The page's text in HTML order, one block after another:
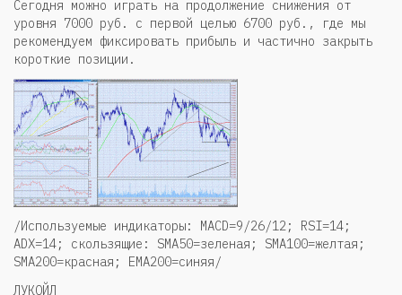
Сегодня можно играть на продолжение снижения от
уровня 7000 руб. с первой целью 6700 руб., где мы
рекомендуем фиксировать прибыль и частично закрыть
короткие позиции.
/Используемые индикаторы: MACD=9/26/12; RSI=14;
ADX=14; скользящие: SMA50=зеленая; SMA100=желтая;
SMA200=красная; EMA200=синяя/
ЛУКОЙЛ